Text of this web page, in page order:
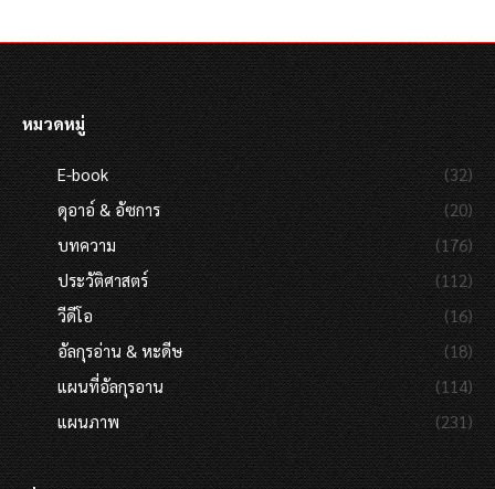
หมวดหมู่
E-book
(32)
ดุอาอ์ & อัซการ
(20)
บทความ
(176)
ประวัติศาสตร์
(112)
วีดีโอ
(16)
อัลกุรอ่าน & หะดีษ
(18)
แผนที่อัลกุรอาน
(114)
แผนภาพ
(231)